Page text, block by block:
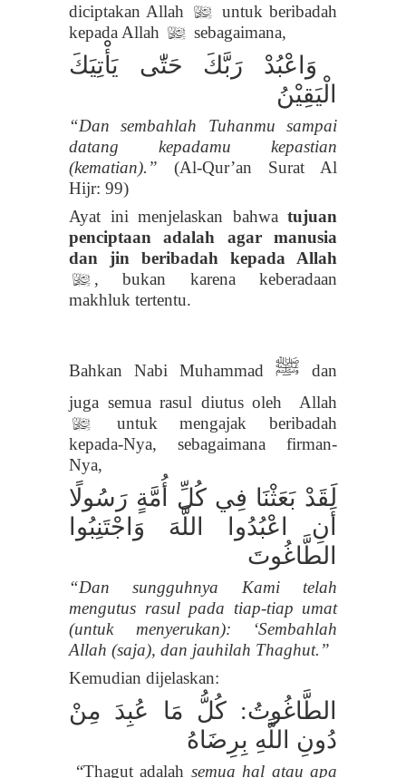
diciptakan Allah l untuk beribadah
kepada Allah l sebagaimana,
وَاعْبُدْ رَبَّكَ حَتّٰى يَأْتِيَكَ
الْيَقِيْنُ
“Dan sembahlah Tuhanmu sampai
datang kepadamu kepastian
(kematian).” (Al-Qur’an Surat Al
Hijr: 99)
Ayat ini menjelaskan bahwa tujuan
penciptaan adalah agar manusia
dan jin beribadah kepada Allah
l , bukan karena keberadaan
makhluk tertentu.
Bahkan Nabi Muhammad ﷺ
dan
juga semua rasul diutus oleh Allah
l
untuk mengajak beribadah
kepada-Nya, sebagaimana firman-
Nya,
لَقَدْ بَعَثْنَا فِي كُلِّ أُمَّةٍ رَسُولًا
أَنِ اعْبُدُوا اللَّهَ وَاجْتَنِبُوا
الطَّاغُوتَ
“Dan sungguhnya Kami telah
mengutus rasul pada tiap-tiap umat
(untuk menyerukan): ‘Sembahlah
Allah (saja), dan jauhilah Thaghut.”
Kemudian dijelaskan:
الطَّاغُوتُ: كُلُّ مَا عُبِدَ مِنْ
دُونِ اللَّهِ بِرِضَاهُ
“Thagut adalah semua hal atau apa